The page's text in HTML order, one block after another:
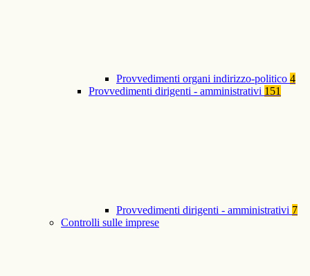
Provvedimenti organi indirizzo-politico 4
Provvedimenti dirigenti - amministrativi 151
Provvedimenti dirigenti - amministrativi 7
Controlli sulle imprese